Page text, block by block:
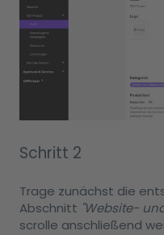
Schritt 2
Trage zunächst die
Abschnitt "Website-
scrolle anschließend